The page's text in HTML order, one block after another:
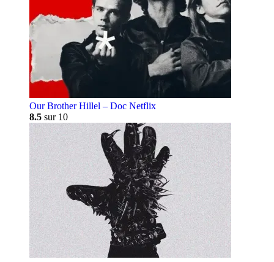
Our Brother Hillel – Doc Netflix
8.5 sur 10